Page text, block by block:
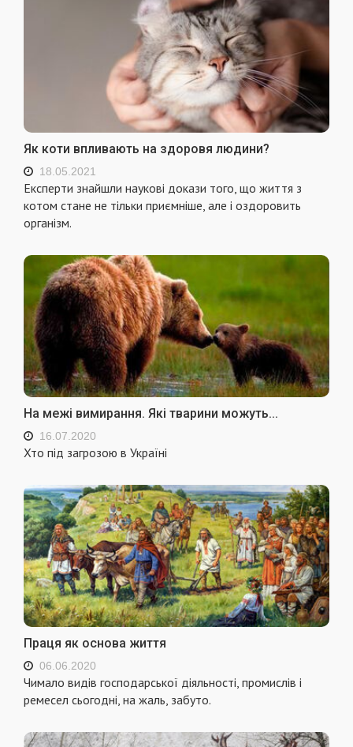
Як коти впливають на здоровя людини?
18.05.2021
Експерти знайшли наукові докази того, що життя з
котом стане не тільки приємніше, але і оздоровить
організм.
На межі вимирання. Які тварини можуть...
16.07.2020
Хто під загрозою в Україні
Праця як основа життя
06.06.2020
Чимало видів господарської діяльності, промислів і
ремесел сьогодні, на жаль, забуто.